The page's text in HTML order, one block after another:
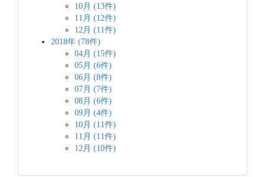
10月 (13件)
11月 (12件)
12月 (11件)
2018年 (78件)
04月 (15件)
05月 (6件)
06月 (8件)
07月 (7件)
08月 (6件)
09月 (4件)
10月 (11件)
11月 (11件)
12月 (10件)